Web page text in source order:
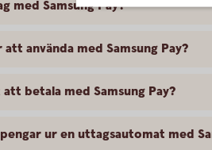
med Samsung Pay?
använda med Samsung Pay?
betala med Samsung Pay?
ur en uttagsautomat med